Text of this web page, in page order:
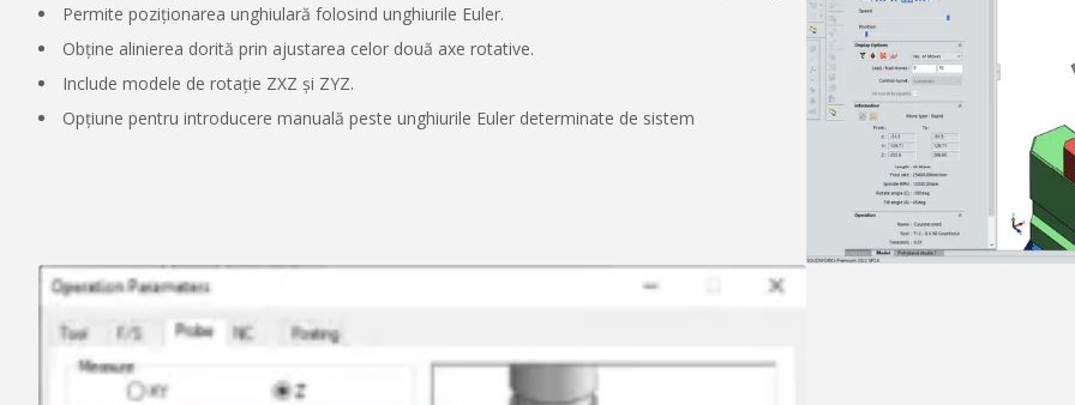
Permite poziționarea unghiulară folosind unghiurile Euler.
Obține alinierea dorită prin ajustarea celor două axe rotative.
Include modele de rotație ZXZ și ZYZ.
Opțiune pentru introducere manuală peste unghiurile Euler determinate de sistem